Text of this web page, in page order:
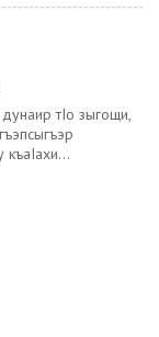
тIо зыгощи,
къаIахи...